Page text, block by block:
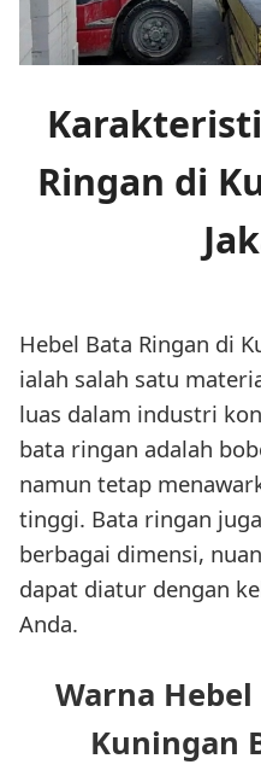
Ringan di
Hebel Bata Ringan di
ialah salah satu
luas dalam industri
bata ringan adalah
namun tetap
tinggi. Bata ringan
berbagai dimensi,
dapat diatur dengan
Anda.
Warna
Kuningan